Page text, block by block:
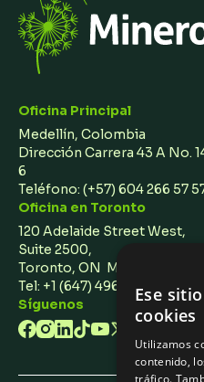
Oficina Principal
Medellín, Colombia
Dirección Carrera 43 A No.
6
Teléfono: (+57) 604 266 57
Oficina en Toronto
120 Adelaide Street West,
Suite 2500,
Toronto, ON M5H 1T1
Tel: +1 (647) 496 3011
Síguenos
Ese
cookies
Utilizamos
contenido,
tráfico.